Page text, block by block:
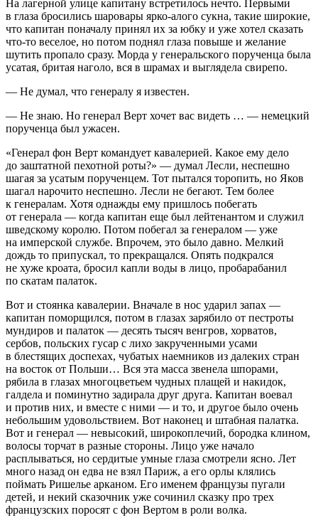
На лагерной улице капитану встретилось нечто. Первыми
в глаза бросились шаровары ярко-алого сукна, такие широкие,
что капитан поначалу принял их за юбку и уже хотел сказать
что-то веселое, но потом поднял глаза повыше и желание
шутить пропало сразу. Морда у генеральского порученца была
усатая, бритая наголо, вся в шрамах и выглядела свирепо.
— Не думал, что генералу я известен.
— Не знаю. Но генерал Верт хочет вас видеть … — немецкий
порученца был ужасен.
«Генерал фон Верт командует кавалерией. Какое ему дело
до заштатной пехотной роты?» — думал Лесли, неспешно
шагая за усатым порученцем. Тот пытался торопить, но Яков
шагал нарочито неспешно. Лесли не бегают. Тем более
к генералам. Хотя однажды ему пришлось побегать
от генерала — когда капитан еще был лейтенантом и служил
шведскому королю. Потом побегал за генералом — уже
на имперской службе. Впрочем, это было давно. Мелкий
дождь то припускал, то прекращался. Опять подкрался
не хуже кроата, бросил капли воды в лицо, пробарабанил
по скатам палаток.
Вот и стоянка кавалерии. Вначале в нос ударил запах —
капитан поморщился, потом в глазах зарябило от пестроты
мундиров и палаток — десять тысяч венгров, хорватов,
сербов, польских гусар с лихо закрученными усами
в блестящих доспехах, чубатых наемников из далеких стран
на восток от Польши… Вся эта масса звенела шпорами,
рябила в глазах многоцветьем чудных плащей и накидок,
галдела и поминутно задирала друг друга. Капитан воевал
и против них, и вместе с ними — и то, и другое было очень
небольшим удовольствием. Вот наконец и штабная палатка.
Вот и генерал — невысокий, широкоплечий, бородка клином,
волосы торчат в разные стороны. Лицо уже начало
расплываться, но сердитые умные глаза смотрели ясно. Лет
много назад он едва не взял Париж, а его орлы клялись
поймать Ришелье арканом. Его именем французы пугали
детей, и некий сказочник уже сочинил сказку про трех
французских поросят с фон Вертом в роли волка.